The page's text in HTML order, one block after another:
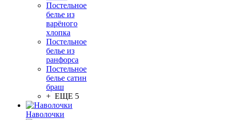
Постельное
белье из
варёного
хлопка
Постельное
белье из
ранфорса
Постельное
белье сатин
браш
+ ЕЩЕ 5
Наволочки